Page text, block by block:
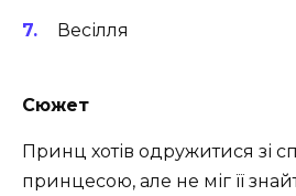
Весілля
Сюжет
Принц хотів одружитися зі
принцесою, але не міг її